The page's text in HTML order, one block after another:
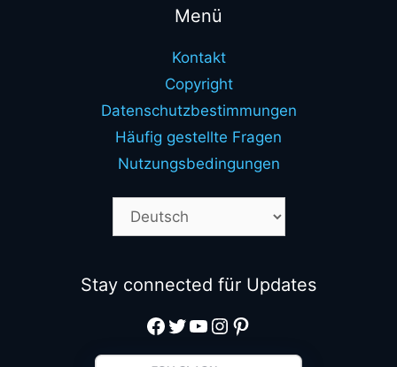
Menü
Kontakt
Copyright
Datenschutzbestimmungen
Häufig gestellte Fragen
Nutzungsbedingungen
Stay connected für Updates
Facebook
Twitter
YouTube
Instagram
Pinterest